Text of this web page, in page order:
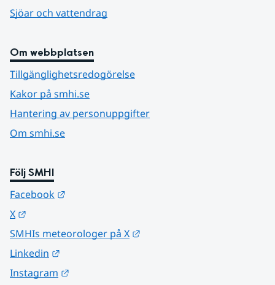
Sjöar och vattendrag
Om webbplatsen
Tillgänglighetsredogörelse
Kakor på smhi.se
Hantering av personuppgifter
Om smhi.se
Följ SMHI
Facebook
X
SMHIs meteorologer på X
Linkedin
Instagram